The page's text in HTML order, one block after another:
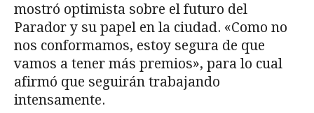
mostró optimista sobre el futuro del
Parador y su papel en la ciudad. «Como no
nos conformamos, estoy segura de que
vamos a tener más premios», para lo cual
afirmó que seguirán trabajando
intensamente.